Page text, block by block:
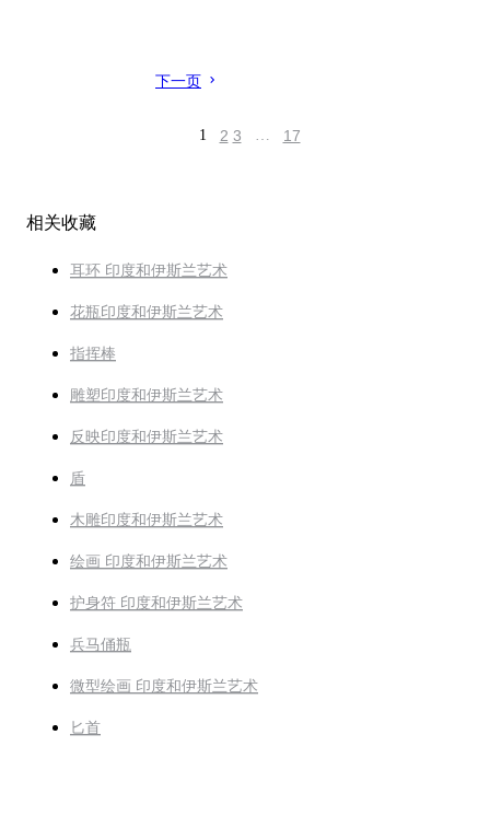
下一页
1 2 3 … 17
相关收藏
耳环 印度和伊斯兰艺术
花瓶印度和伊斯兰艺术
指挥棒
雕塑印度和伊斯兰艺术
反映印度和伊斯兰艺术
盾
木雕印度和伊斯兰艺术
绘画 印度和伊斯兰艺术
护身符 印度和伊斯兰艺术
兵马俑瓶
微型绘画 印度和伊斯兰艺术
匕首